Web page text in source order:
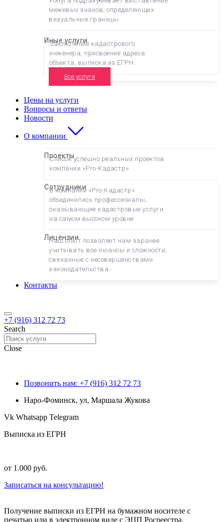
межевых знаков, определяющих
визуальные границы.
Иные услуги
Заключение кадастрового
инженера, присвоение адреса
объекта, выписка из ЕГРН.
Все услуги
Цены на услуги
Вопросы и ответы
Новости
О компании
Проекты
Список успешно реальных проектов
компании «Pro-Кадастр»
Сотрудники
В компании «Pro-Кадастр»
объединились профессионалы,
оказывающие кадастровые услуги
на самом высоком уровне.
Лицензии
Наш опыт позволяет нам заранее
учитывать все нюансы и сложности,
связанные с несовершенствами
законодательства.
Контакты
+7 (916) 312 72 73
Search
Close
Позвонить нам: +7 (916) 312 72 73
Наро-Фоминск, ул, Маршала Жукова
Vk Whatsapp Telegram
Выписка из ЕГРН
от 1.000 руб.
Записаться на консультацию!
Получение выписки из ЕГРН на бумажном носителе с
печатью или в электронном виде с ЭЦП Росреестра.